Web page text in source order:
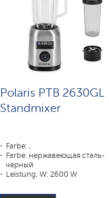
Polaris PTB 2630GL
Standmixer
Farbe: ,
Farbe: нержавеющая сталь-
черный
Leistung, W: 2600 W
Material des Mixbehälters: Glas